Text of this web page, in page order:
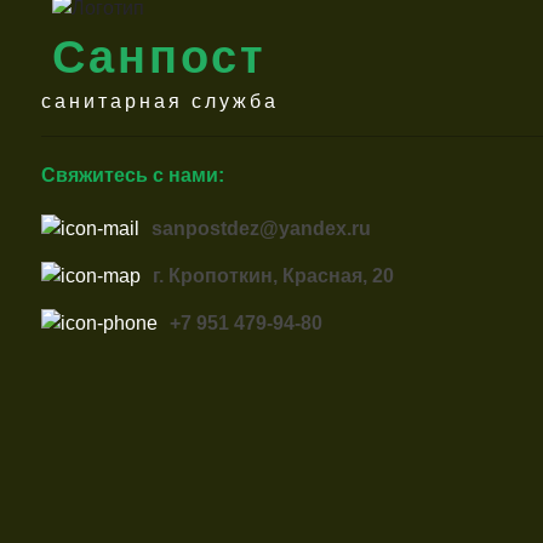
Санпост
санитарная служба
Свяжитесь с нами:
sanpostdez@yandex.ru
г. Кропоткин, Красная, 20
+7 951 479-94-80